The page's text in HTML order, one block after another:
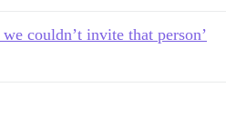
couldn’t invite that person’